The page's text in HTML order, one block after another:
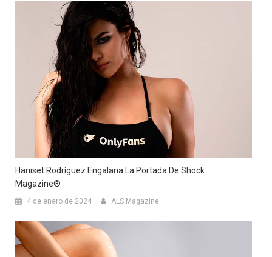
Haniset Rodríguez Engalana La Portada De Shock
Magazine®
4 de enero de 2024 ALS Magazine